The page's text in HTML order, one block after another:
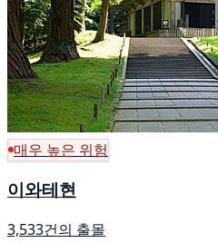
매우 높은 위험
이와테현
3,533건의 출몰